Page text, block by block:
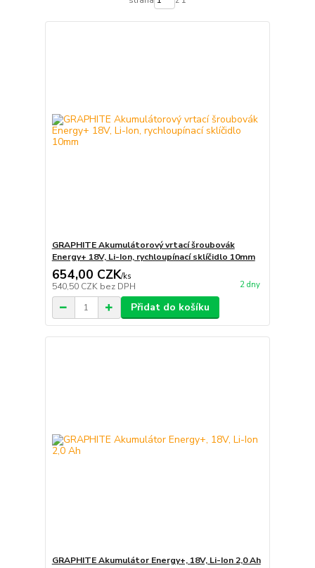
GRAPHITE Akumulátorový vrtací šroubovák
Energy+ 18V, Li-Ion, rychloupínací sklíčidlo 10mm
654,00 CZK/ks
540,50 CZK bez DPH 2 dny
Přidat do košíku
GRAPHITE Akumulátor Energy+, 18V, Li-Ion 2,0 Ah